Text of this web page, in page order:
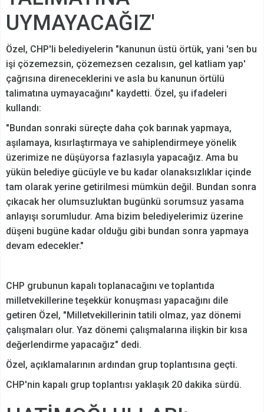
UYMAYACAĞIZ'
Özel, CHP'li belediyelerin "kanunun üstü örtük, yani 'sen bu
işi çözemezsin, çözemezsen cezalısın, gel katliam yap'
çağrısına direneceklerini ve asla bu kanunun örtülü
talimatına uymayacağını" kaydetti. Özel, şu ifadeleri
kullandı:
"Bundan sonraki süreçte daha çok barınak yapmaya,
aşılamaya, kısırlaştırmaya ve sahiplendirmeye yönelik
üzerimize ne düşüyorsa fazlasıyla yapacağız. Ama bu
yükün belediye gücüyle ve bu kadar olanaksızlıklar içinde
tam olarak yerine getirilmesi mümkün değil. Bundan sonra
çıkacak her olumsuzluktan bugünkü sorumsuz yasama
anlayışı sorumludur. Ama bizim belediyelerimiz üzerine
düşeni bugüne kadar olduğu gibi bundan sonra yapmaya
devam edecekler."
CHP grubunun kapalı toplanacağını ve toplantıda
milletvekillerine teşekkür konuşması yapacağını dile
getiren Özel, "Milletvekillerinin tatili olmaz, yaz dönemi
çalışmaları olur. Yaz dönemi çalışmalarına ilişkin bir kısa
değerlendirme yapacağız" dedi.
Özel, açıklamalarının ardından grup toplantısına geçti.
CHP'nin kapalı grup toplantısı yaklaşık 20 dakika sürdü.